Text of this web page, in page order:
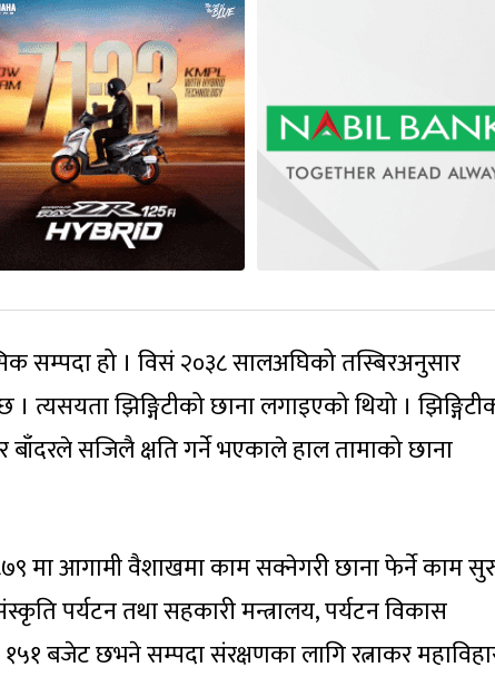
सम्पदा हो । विसं २०३८ सालअघिको तस्बिरअनुसार
त्यसयता झिङ्गिटीको छाना लगाइएको थियो ।
बाँदरले सजिलै क्षति गर्ने भएकाले हाल तामाको छाना
मा आगामी वैशाखमा काम सक्नेगरी छाना फेर्ने काम
पर्यटन तथा सहकारी मन्त्रालय, पर्यटन विकास
बजेट छभने सम्पदा संरक्षणका लागि रत्नाकर